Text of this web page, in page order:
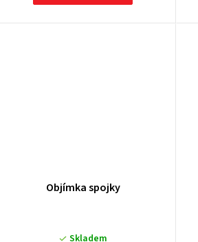
Objímka spojky
Skladem